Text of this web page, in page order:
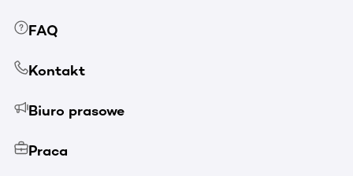
FAQ
Kontakt
Biuro prasowe
Praca